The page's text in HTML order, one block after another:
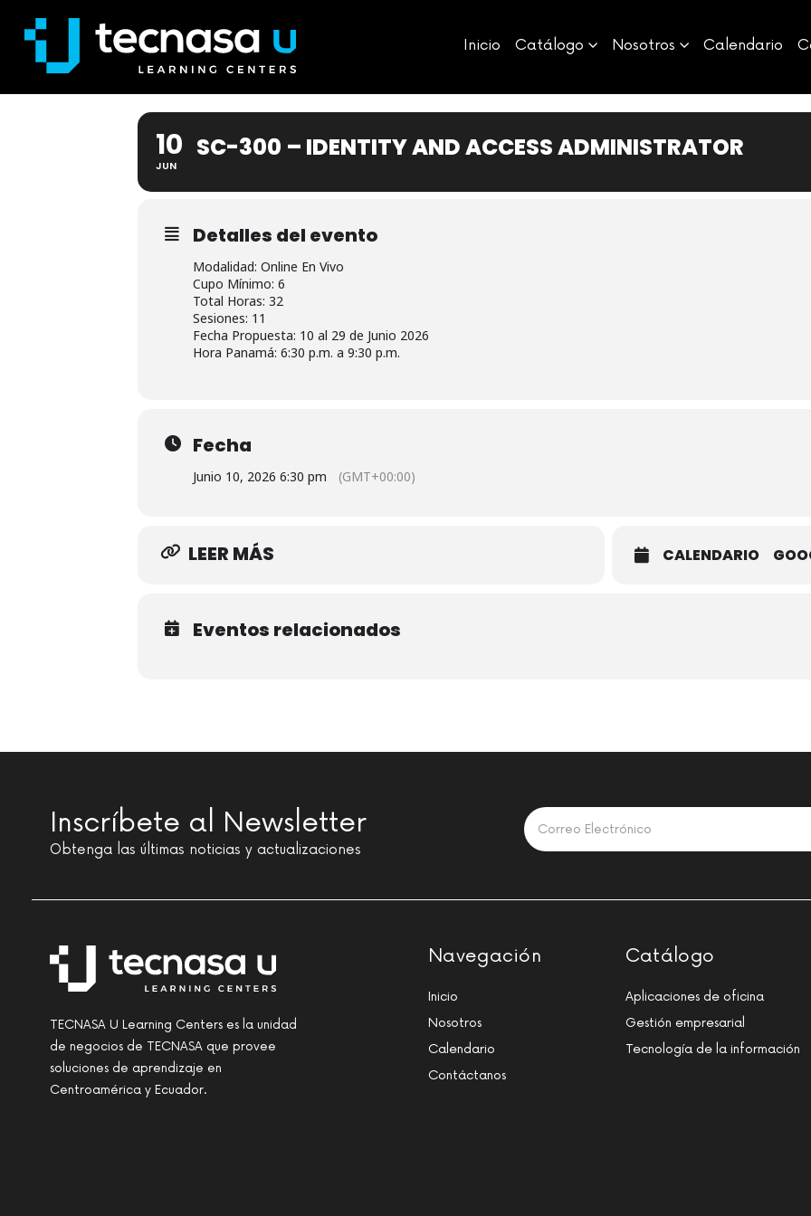
Inicio Catálogo Nosotros Calendario
10
JUN
SC-300 – IDENTITY AND ACCESS ADMINISTRATOR
Detalles del evento
Modalidad: Online En Vivo
Cupo Mínimo: 6
Total Horas: 32
Sesiones: 11
Fecha Propuesta: 10 al 29 de Junio 2026
Hora Panamá: 6:30 p.m. a 9:30 p.m.
Fecha
Junio 10, 2026 6:30 pm (GMT+00:00)
LEER MÁS CALENDARIO
Eventos relacionados
Inscríbete al Newsletter
Obtenga las últimas noticias y actualizaciones
TECNASA U Learning Centers es la unidad
de negocios de TECNASA que provee
soluciones de aprendizaje en
Centroamérica y Ecuador.
Navegación
Inicio
Nosotros
Calendario
Contáctanos
Catálogo
Aplicaciones de oficina
Gestión empresarial
Tecnología de la información